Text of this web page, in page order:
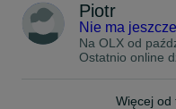
Piotr
Nie ma
Na OLX od
Ostatnio online
Więcej od